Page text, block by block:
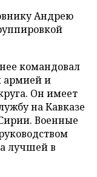
Андрею
командовал
армией и
Он имеет
на Кавказе
Военные
лучшей в